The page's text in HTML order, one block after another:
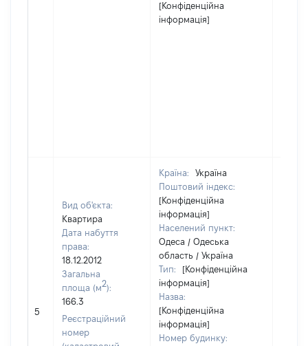
[Конфіденційна
інформація]
5
Вид об'єкта:
Квартира
Дата набуття
права:
18.12.2012
Загальна
площа (м2):
166.3
Реєстраційний
номер
Країна:
Україна
Поштовий індекс:
[Конфіденційна
інформація]
Населений пункт:
Одеса / Одеська
область / Україна
Тип:
[Конфіденційна
інформація]
Назва:
[Конфіденційна
інформація]
Номер будинку: